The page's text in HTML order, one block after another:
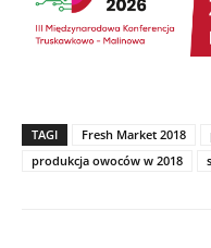
TAGI Fresh Market 2018
produkcja owoców w 2018